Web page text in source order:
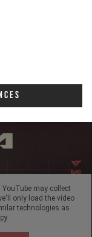
may collect
only load the video
technologies as